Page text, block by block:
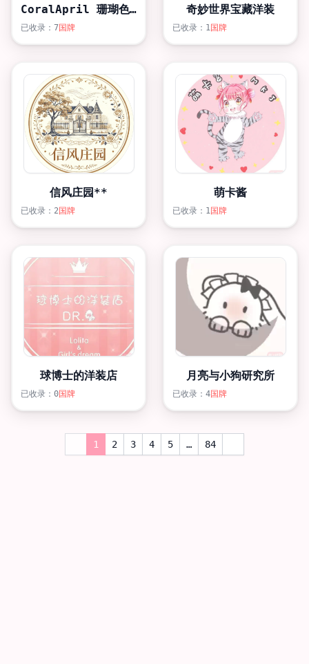
CoralApril 珊瑚色四月
已收录：7国牌
奇妙世界宝藏洋装
已收录：1 国牌
信风庄园**
已收录：2国牌
萌卡酱
已收录：1 国牌
球博士的洋装店
已收录：0国牌
月亮与小狗研究所
已收录：4国牌
1 2 3 4 5 … 84